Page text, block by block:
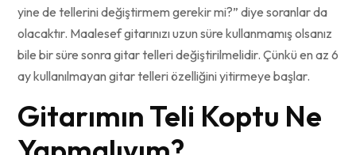
yine de tellerini değiştirmem gerekir mi?” diye soranlar da
olacaktır. Maalesef gitarınızı uzun süre kullanmamış olsanız
bile bir süre sonra gitar telleri değiştirilmelidir. Çünkü en az 6
ay kullanılmayan gitar telleri özelliğini yitirmeye başlar.
Gitarımın Teli Koptu Ne